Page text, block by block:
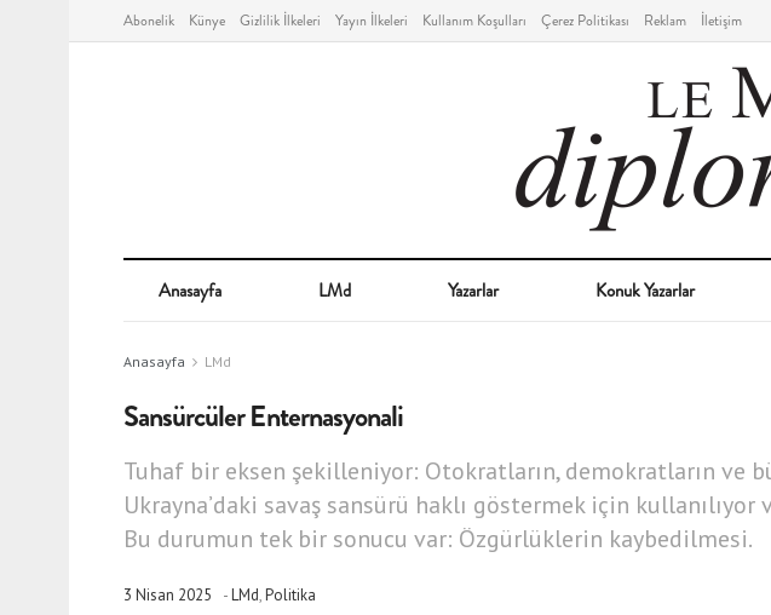
Abonelik Künye Gizlilik İlkeleri Yayın İlkeleri Kullanım Koşulları Çerez Politikası Reklam İletişim
Anasayfa LMd Yazarlar Konuk Yazarlar
Anasayfa LMd
Sansürcüler Enternasyonali
Tuhaf bir eksen şekilleniyor: Otokratların, demokratların ve
Ukrayna’daki savaş sansürü haklı göstermek için kullanılıyor
Bu durumun tek bir sonucu var: Özgürlüklerin kaybedilmesi.
3 Nisan 2025 -LMd,Politika